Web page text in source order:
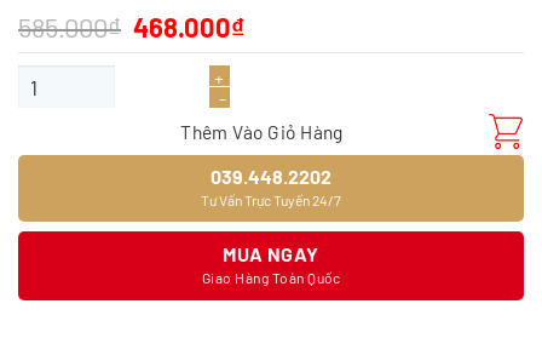
585.000₫ Giá
gốc
là:
468.000₫Giá
hiện
tại
Tấm ốp PVC đá hoa cương TGP-9644 số lượng
Thêm Vào Giỏ Hàng
039.448.2202
Tư Vấn Trực Tuyến 24/7
MUA NGAY
Giao Hàng Toàn Quốc